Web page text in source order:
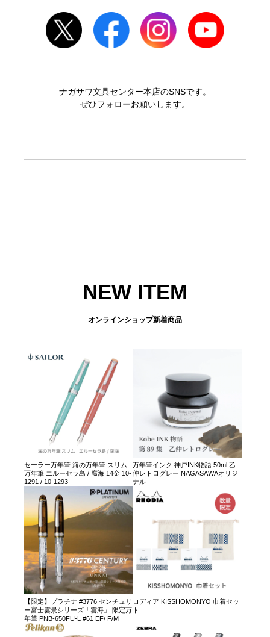
ナガサワ文具センター本店のSNSです。
ぜひフォローお願いします。
NEW ITEM
オンラインショップ新着商品
セーラー万年筆 海の万年筆 スリム
万年筆 エルーセラ島 / 腐海 14金 10-
1291 / 10-1293
万年筆インク 神戸INK物語 50ml 乙
仲レトログレー NAGASAWAオリジ
ナル
【限定】プラチナ #3776 センチュリ
ー富士雲景シリーズ「雲海」 限定万
年筆 PNB-650FU-L #61 EF/ F/M
ロディア KISSHOMONYO 巾着セッ
ト